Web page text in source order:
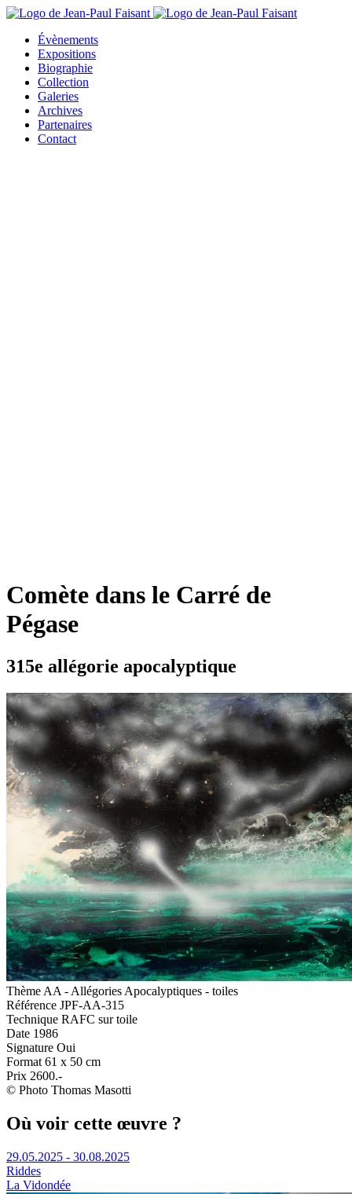
Évènements
Expositions
Biographie
Collection
Galeries
Archives
Partenaires
Contact
Comète dans le Carré de
Pégase
315e allégorie apocalyptique
Thème AA - Allégories Apocalyptiques - toiles
Référence JPF-AA-315
Technique RAFC sur toile
Date 1986
Signature Oui
Format 61 x 50 cm
Prix 2600.-
© Photo Thomas Masotti
Où voir cette œuvre ?
29.05.2025 - 30.08.2025
Riddes
La Vidondée